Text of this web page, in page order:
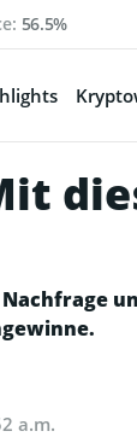
56.5%
a.m.